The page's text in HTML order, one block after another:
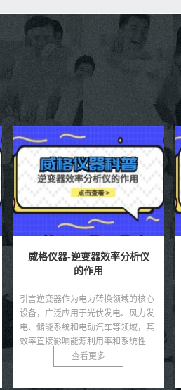
威格仪器-储能电池热失控测
试标准
引言随着可再生能源和电动汽车的快
速发展，储能电池，尤其是锂离子电
池，因其高能量密度和长循环寿命成
为能源储存的核心技术。然而，电池
在极端条件下可能发生热...
查看更多